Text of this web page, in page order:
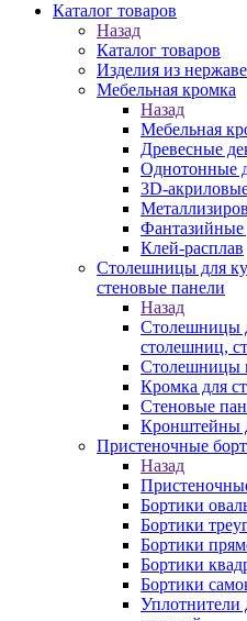
Каталог товаров
Назад
Каталог товаров
Изделия из
Мебельная кромка
Назад
Мебельная
Древесные
Однотонные
3D-
Фантазийные
Клей-расплав
Столешницы для
стеновые панели
Назад
Столешницы
столешниц,
Столешницы
Кромка для
Стеновые
Кронштейны
Пристеночные
Назад
Бортики
Бортики
Бортики
Бортики
Бортики
Уплотнители